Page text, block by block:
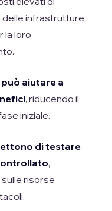
infrastrutture,
la loro
aiutare a
, riducendo il
iniziale.
di testare
,
risorse